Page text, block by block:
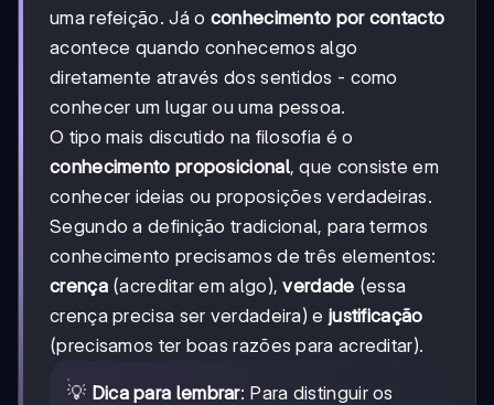
uma refeição. Já o conhecimento por contacto
acontece quando conhecemos algo
diretamente através dos sentidos - como
conhecer um lugar ou uma pessoa.
O tipo mais discutido na filosofia é o
conhecimento proposicional, que consiste em
conhecer ideias ou proposições verdadeiras.
Segundo a definição tradicional, para termos
conhecimento precisamos de três elementos:
crença(acreditar em algo),verdade (essa
crença precisa ser verdadeira) e justificação
(precisamos ter boas razões para acreditar).
💡 Dica para lembrar: Para distinguir os